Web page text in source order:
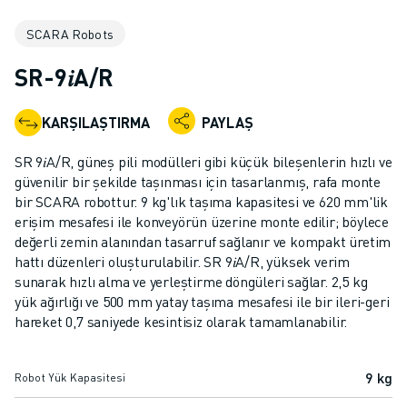
İŞBIRLIKÇI ROBOTLAR
ROBOT KONTROLÖRLERI
ROBOT AKSESUARLARI
ROBOT YAZILIMI
SIMÜLASYON YAZILIMI
EĞITIM AMAÇLI ROBOTIK ÜRÜNLERI
ROBOT OTOMASYONU
ARK KAYNAK ROBOTLARI
EKLEMLI ROBOTLAR
ARC MATE SERISI
M-900 SERISI
DELTA ROBOTLAR
PALETLEME ROBOTLARI
SCARA Robots
SR-9𝑖A/R
KARŞILAŞTIRMA PAYLAŞ
SR 9𝑖A/R, güneş pili modülleri gibi küçük bileşenlerin hızlı ve
güvenilir bir şekilde taşınması için tasarlanmış, rafa monte
bir SCARA robottur. 9 kg'lık taşıma kapasitesi ve 620 mm'lik
erişim mesafesi ile konveyörün üzerine monte edilir; böylece
değerli zemin alanından tasarruf sağlanır ve kompakt üretim
hattı düzenleri oluşturulabilir. SR 9𝑖A/R, yüksek verim
sunarak hızlı alma ve yerleştirme döngüleri sağlar. 2,5 kg
yük ağırlığı ve 500 mm yatay taşıma mesafesi ile bir ileri-geri
hareket 0,7 saniyede kesintisiz olarak tamamlanabilir.
Robot Yük Kapasitesi 9 kg